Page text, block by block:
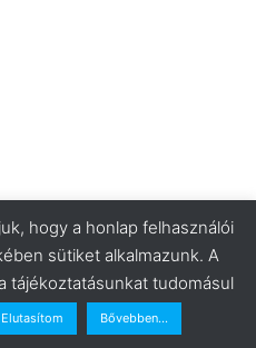
hogy a honlap felhasználói
sütiket alkalmazunk. A
tájékoztatásunkat tudomásul
Elutasítom Bővebben...